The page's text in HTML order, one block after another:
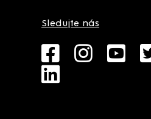
Sledujte nás